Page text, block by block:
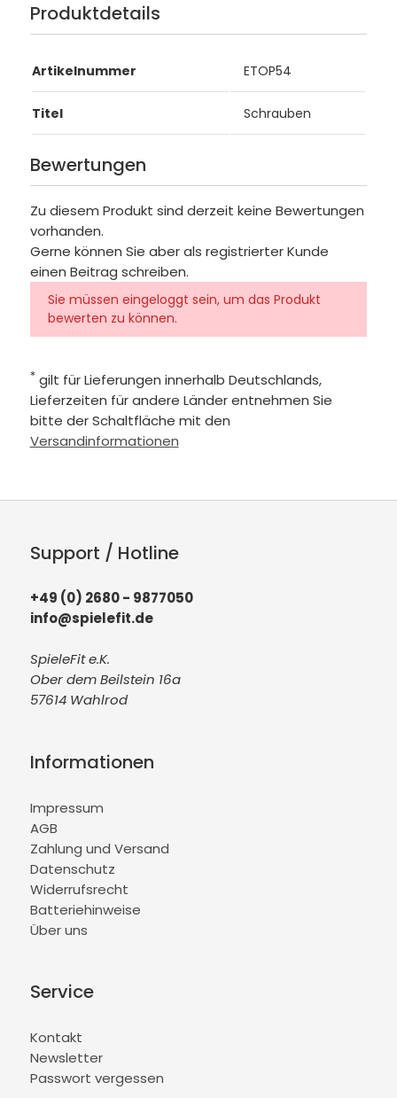
Produktdetails
Artikelnummer ETOP54
Titel Schrauben
Bewertungen
Zu diesem Produkt sind derzeit keine Bewertungen
vorhanden.
Gerne können Sie aber als registrierter Kunde
einen Beitrag schreiben.
Sie müssen eingeloggt sein, um das Produkt
bewerten zu können.
* gilt für Lieferungen innerhalb Deutschlands,
Lieferzeiten für andere Länder entnehmen Sie
bitte der Schaltfläche mit den
Versandinformationen
Support / Hotline
+49 (0) 2680 - 9877050
info@spielefit.de
SpieleFit e.K.
Ober dem Beilstein 16a
57614 Wahlrod
Informationen
Impressum
AGB
Zahlung und Versand
Datenschutz
Widerrufsrecht
Batteriehinweise
Über uns
Service
Kontakt
Newsletter
Passwort vergessen